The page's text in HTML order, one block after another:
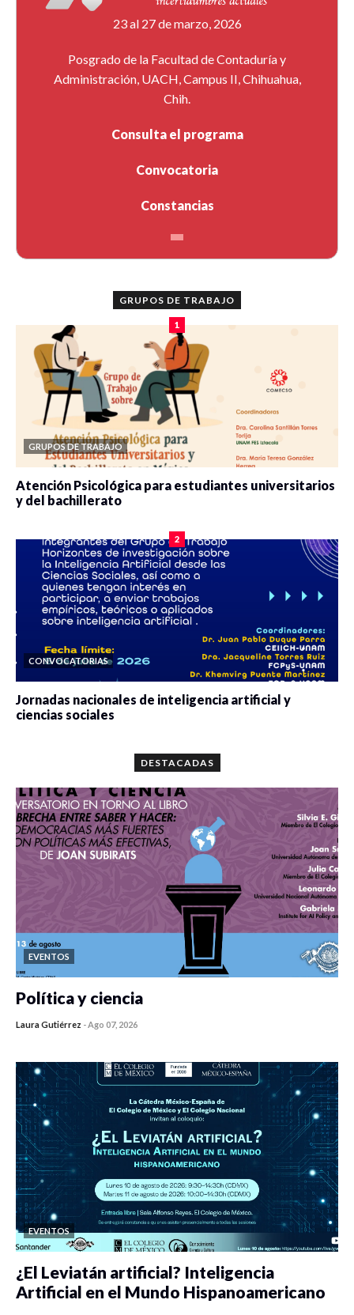
23 al 27 de marzo, 2026
Posgrado de la Facultad de Contaduría y
Administración, UACH, Campus II, Chihuahua,
Chih.
Consulta el programa
Convocatoria
Constancias
GRUPOS DE TRABAJO
1
GRUPOS DE TRABAJO
Atención Psicológica para estudiantes universitarios
y del bachillerato
2
CONVOCATORIAS
Jornadas nacionales de inteligencia artificial y
ciencias sociales
DESTACADAS
EVENTOS
Política y ciencia
Laura Gutiérrez -Ago 07, 2026
EVENTOS
¿El Leviatán artificial? Inteligencia
Artificial en el Mundo Hispanoamericano